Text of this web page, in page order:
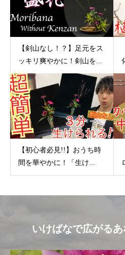
【剣山なし！？】足元をス
ッキリ爽やかに！剣山を...
【初心者必見!!】おうち時
間を華やかに！「生け...
いけばなで広がる